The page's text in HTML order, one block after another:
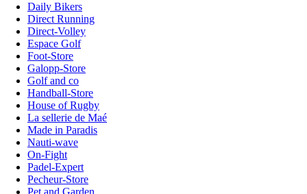
Daily Bikers
Direct Running
Direct-Volley
Espace Golf
Foot-Store
Galopp-Store
Golf and co
Handball-Store
House of Rugby
La sellerie de Maé
Made in Paradis
Nauti-wave
On-Fight
Padel-Expert
Pecheur-Store